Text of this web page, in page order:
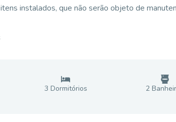
instalados, que não serão objeto de
3 Dormitórios 2